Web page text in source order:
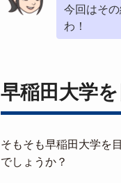
今回はそ
わ！
早稲田大学
そもそも早稲田大学を
でしょうか？